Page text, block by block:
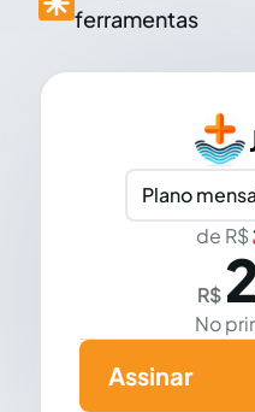
ferramentas
Plano
de R$
R$
No
Assinar